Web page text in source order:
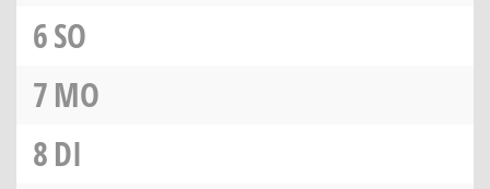
6SO
7MO
8DI